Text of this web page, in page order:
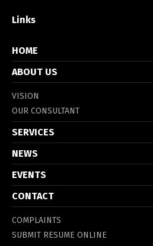
Links
HOME
ABOUT US
VISION
OUR CONSULTANT
SERVICES
NEWS
EVENTS
CONTACT
COMPLAINTS
SUBMIT RESUME ONLINE